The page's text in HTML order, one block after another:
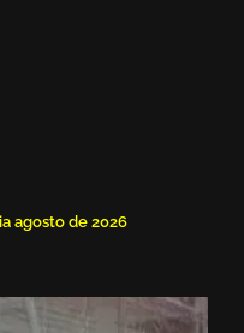
agosto de 2026